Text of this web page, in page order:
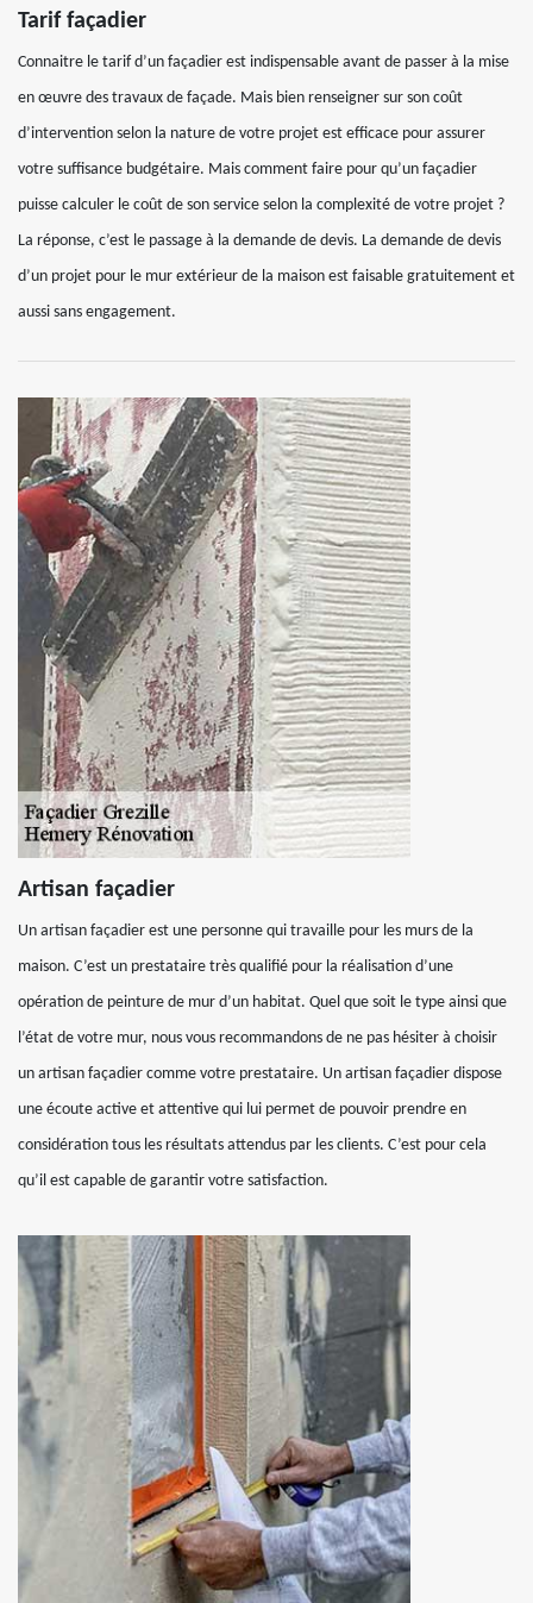
Tarif façadier
Connaitre le tarif d’un façadier est indispensable avant de passer à la mise
en œuvre des travaux de façade. Mais bien renseigner sur son coût
d’intervention selon la nature de votre projet est efficace pour assurer
votre suffisance budgétaire. Mais comment faire pour qu’un façadier
puisse calculer le coût de son service selon la complexité de votre projet ?
La réponse, c’est le passage à la demande de devis. La demande de devis
d’un projet pour le mur extérieur de la maison est faisable gratuitement et
aussi sans engagement.
Artisan façadier
Un artisan façadier est une personne qui travaille pour les murs de la
maison. C’est un prestataire très qualifié pour la réalisation d’une
opération de peinture de mur d’un habitat. Quel que soit le type ainsi que
l’état de votre mur, nous vous recommandons de ne pas hésiter à choisir
un artisan façadier comme votre prestataire. Un artisan façadier dispose
une écoute active et attentive qui lui permet de pouvoir prendre en
considération tous les résultats attendus par les clients. C’est pour cela
qu’il est capable de garantir votre satisfaction.